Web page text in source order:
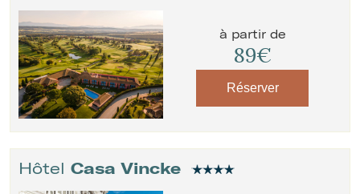
à partir de
89€
Réserver
Hôtel Casa Vincke